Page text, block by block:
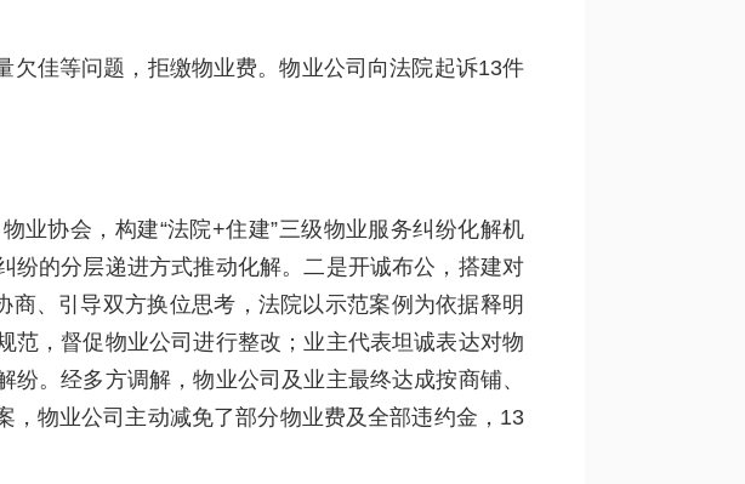
佳等问题，拒缴物业费。物业公司向法院起诉13件
业协会，构建“法院+住建”三级物业服务纠纷化解机
纷的分层递进方式推动化解。二是开诚布公，搭建对
、引导双方换位思考，法院以示范案例为依据释明
，督促物业公司进行整改；业主代表坦诚表达对物
。经多方调解，物业公司及业主最终达成按商铺、
物业公司主动减免了部分物业费及全部违约金，13